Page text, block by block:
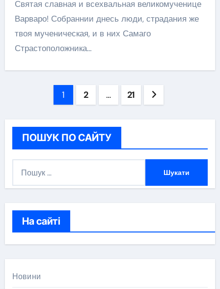
Святая славная и всехвальная великомученице
Варваро! Собраннии днесь люди, страдания же
твоя мученическая, и в них Самаго
Страстоположника…
Навігація
1 2 … 21
ПОШУК ПО САЙТУ
:
На сайті
Новини